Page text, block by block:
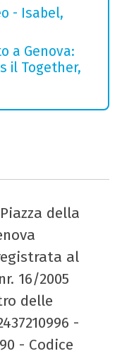
- Isabel,
a Genova:
il Together,
della
al
16/2005
delle
-
- Codice